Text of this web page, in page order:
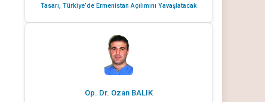
Tasarı, Türkiye’de Ermenistan Açılımını Yavaşlatacak
Op. Dr. Ozan BALIK